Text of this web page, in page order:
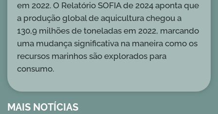
MAIS NOTÍCIAS
em 2022. O Relatório SOFIA de 2024 aponta que
a produção global de aquicultura chegou a
130,9 milhões de toneladas em 2022, marcando
uma mudança significativa na maneira como os
recursos marinhos são explorados para
consumo.